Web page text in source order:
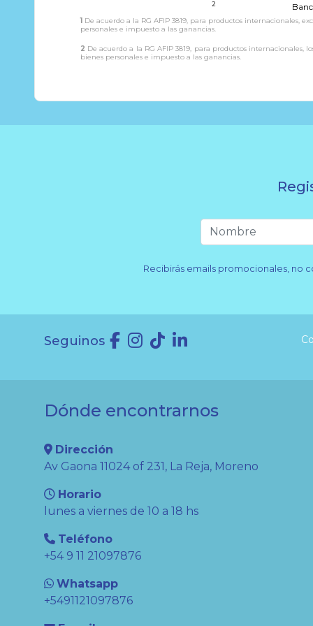
Grand
dos
2
1De acuerdo a la RG AFIP 3819, para productos internacionales,
personales e impuesto a las ganancias.
2 De acuerdo a la RG AFIP 3819, para productos internacionales,
bienes personales e impuesto a las ganancias.
Recibirás emails promocionales, no
Seguinos
Dónde encontrarnos
Dirección
Av Gaona 11024 of 231, La Reja, Moreno
Horario
lunes a viernes de 10 a 18 hs
Teléfono
+54 9 11 21097876
Whatsapp
+5491121097876